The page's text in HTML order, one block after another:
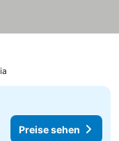
Preise sehen